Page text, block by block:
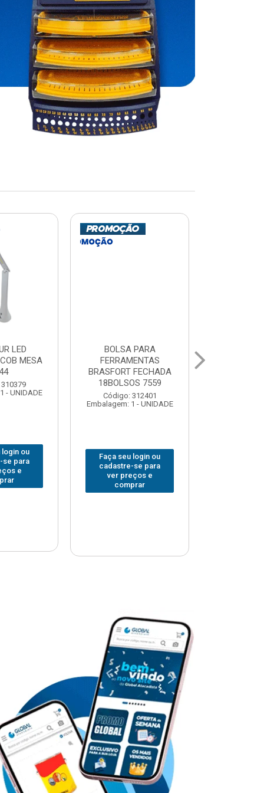
PARA
7559
login ou
se para
e
GRAMPO MARCENEIRO
SARGENTO BRASFORT
80x 250
Código: 312649
Embalagem: 1 - UNIDADE
Faça seu login ou
cadastre-se para
ver preços e
comprar